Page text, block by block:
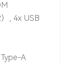
, 4x USB
A